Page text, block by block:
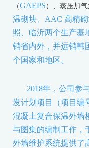
（GAEPS ）、蒸压加
温砌块、 AAC 高精
照、临沂两个生产基
销省内外，并远销韩
个国家和地区。
2018年，公司参
发计划项目（项目编
混凝土复合保温外墙
与图集的编制工作，
外墙维护系统提供了